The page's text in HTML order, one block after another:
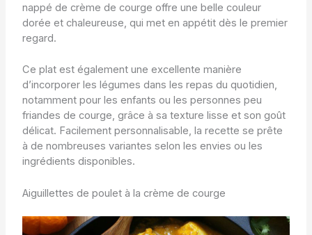
nappé de crème de courge offre une belle couleur
dorée et chaleureuse, qui met en appétit dès le premier
regard.
Ce plat est également une excellente manière
d’incorporer les légumes dans les repas du quotidien,
notamment pour les enfants ou les personnes peu
friandes de courge, grâce à sa texture lisse et son goût
délicat. Facilement personnalisable, la recette se prête
à de nombreuses variantes selon les envies ou les
ingrédients disponibles.
Aiguillettes de poulet à la crème de courge